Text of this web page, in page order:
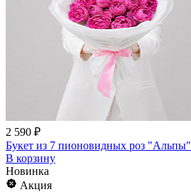
2 590 ₽
Букет из 7 пионовидных роз "Альпы"
В корзину
Новинка
Акция